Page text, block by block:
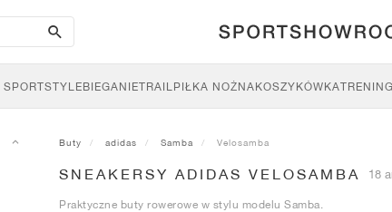
search-
btn
SPORTSTYLEBIEGANIETRAILPIŁKA NOŻNAKOSZYKÓWKATRENING
Buty adidas Samba Velosamba
SNEAKERSY ADIDAS VELOSAMBA 18
Praktyczne buty rowerowe w stylu modelu Samba.